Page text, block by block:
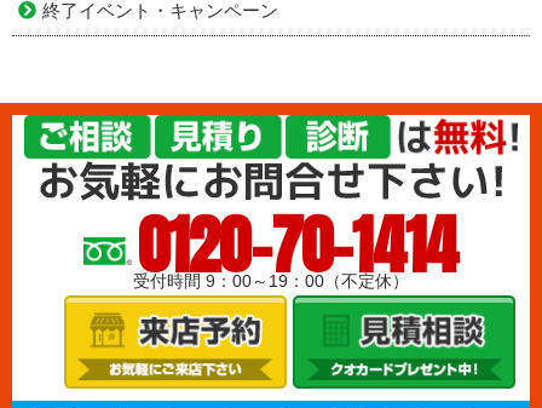
終了イベント・キャンペーン
0120-70-1414
受付時間 9：00～19：00（不定休）